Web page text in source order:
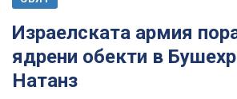
Израелската армия
ядрени обекти в
Натанз